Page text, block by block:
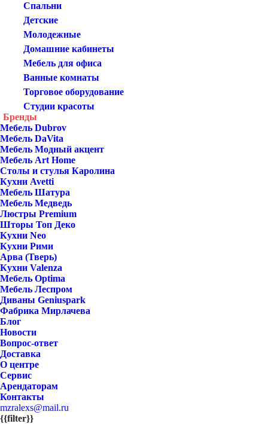
Спальни
Детские
Молодежные
Домашние кабинеты
Мебель для офиса
Ванные комнаты
Торговое оборудование
Студии красоты
Бренды
Мебель Dubrov
Мебель DaVita
Мебель Модный акцент
Мебель Art Home
Столы и стулья Каролина
Кухни Avetti
Мебель Шатура
Мебель Медведь
Люстры Premium
Шторы Топ Деко
Кухни Neo
Кухни Рими
Арва (Тверь)
Кухни Valenza
Мебель Optima
Мебель Леспром
Диваны Geniuspark
Фабрика Мирлачева
Блог
Новости
Вопрос-ответ
Доставка
О центре
Сервис
Арендаторам
Контакты
mzralexs@mail.ru
{{filter}}